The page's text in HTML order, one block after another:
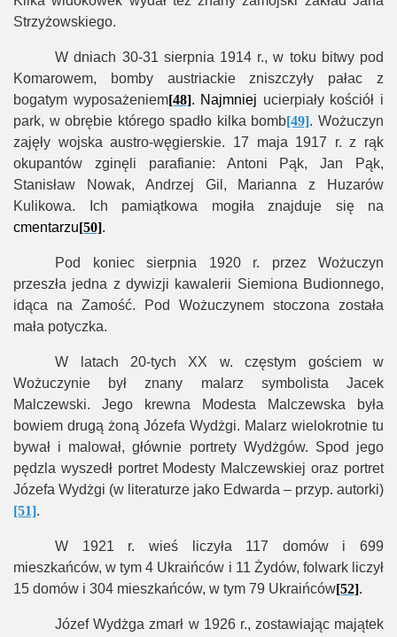
Strzyżowskiego.
W dniach 30-31 sierpnia 1914 r., w toku bitwy pod
Komarowem, bomby austriackie zniszczyły pałac z
bogatym wyposażeniem[48]. Najmniej ucierpiały kościół i
park, w obrębie którego spadło kilka bomb[49]. Wożuczyn
zajęły wojska austro-węgierskie. 17 maja 1917 r. z rąk
okupantów zginęli parafianie: Antoni Pąk, Jan Pąk,
Stanisław Nowak, Andrzej Gil, Marianna z Huzarów
Kulikowa. Ich pamiątkowa mogiła znajduje się na
cmentarzu[50].
Pod koniec sierpnia 1920 r. przez Wożuczyn
przeszła jedna z dywizji kawalerii Siemiona Budionnego,
idąca na Zamość. Pod Wożuczynem stoczona została
mała potyczka.
W latach 20-tych XX w. częstym gościem w
Wożuczynie był znany malarz symbolista Jacek
Malczewski. Jego krewna Modesta Malczewska była
bowiem drugą żoną Józefa Wydżgi. Malarz wielokrotnie tu
bywał i malował, głównie portrety Wydżgów. Spod jego
pędzla wyszedł portret Modesty Malczewskiej oraz portret
Józefa Wydżgi (w literaturze jako Edwarda – przyp. autorki)
[51].
W 1921 r. wieś liczyła 117 domów i 699
mieszkańców, w tym 4 Ukraińców i 11 Żydów, folwark liczył
15 domów i 304 mieszkańców, w tym 79 Ukraińców[52].
Józef Wydżga zmarł w 1926 r., zostawiając majątek